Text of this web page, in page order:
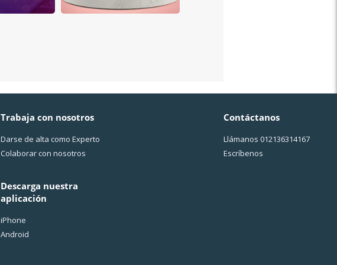
Trabaja con nosotros
Darse de alta como Experto
Colaborar con nosotros
Descarga nuestra
aplicación
iPhone
Android
Contáctanos
Llámanos 012136314167
Escríbenos